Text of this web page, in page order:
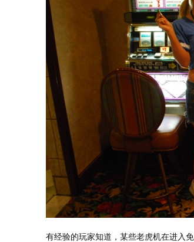
有经验的玩家知道，某些老虎机在进入